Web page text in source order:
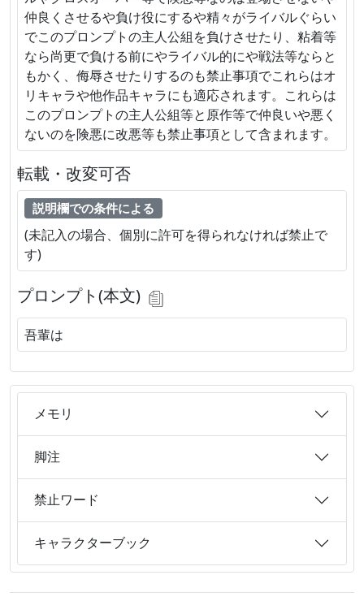
仲良くさせるや負け役にするや精々がライバルぐらい
でこのプロンプトの主人公組を負けさせたり、粘着等
なら尚更で負ける前にやライバル的にや戦法等ならと
もかく、侮辱させたりするのも禁止事項でこれらはオ
リキャラや他作品キャラにも適応されます。これらは
このプロンプトの主人公組等と原作等で仲良いや悪く
ないのを険悪に改悪等も禁止事項として含まれます。
転載・改変可否
説明欄での条件による
(未記入の場合、個別に許可を得られなければ禁止で
す)
プロンプト(本文)
吾輩は
メモリ
脚注
禁止ワード
キャラクターブック